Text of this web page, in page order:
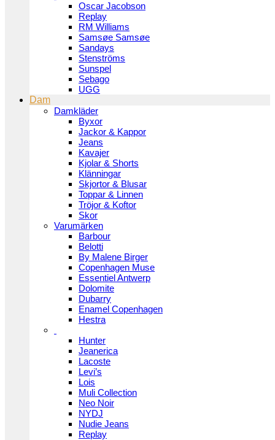
Oscar Jacobson
Replay
RM Williams
Samsøe Samsøe
Sandays
Stenströms
Sunspel
Sebago
UGG
Dam
Damkläder
Byxor
Jackor & Kappor
Jeans
Kavajer
Kjolar & Shorts
Klänningar
Skjortor & Blusar
Toppar & Linnen
Tröjor & Koftor
Skor
Varumärken
Barbour
Belotti
By Malene Birger
Copenhagen Muse
Essentiel Antwerp
Dolomite
Dubarry
Enamel Copenhagen
Hestra
Hunter
Jeanerica
Lacoste
Levi’s
Lois
Muli Collection
Neo Noir
NYDJ
Nudie Jeans
Replay